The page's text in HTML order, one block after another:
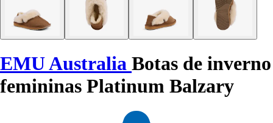
EMU Australia Botas de inverno
femininas Platinum Balzary